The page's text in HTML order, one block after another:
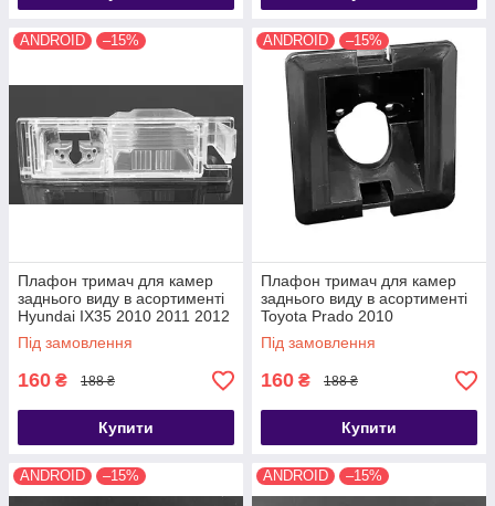
ANDROID –15%
Плафон тримач для камер
заднього виду в асортименті
Hyundai IX35 2010 2011 2012
2013
Під замовлення
160 ₴ 188 ₴
Купити
ANDROID –15%
Плафон тримач для камер
заднього виду в асортименті
Toyota Prado 2010
Під замовлення
160 ₴ 188 ₴
Купити
ANDROID –15% ANDROID –15%